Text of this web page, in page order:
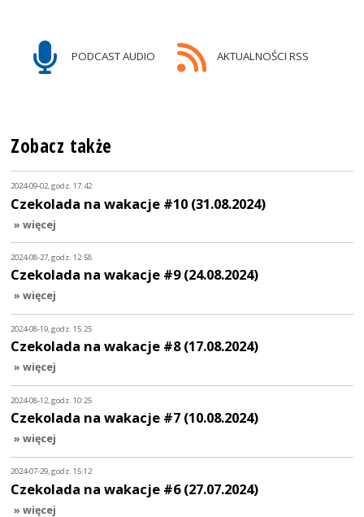
PODCAST AUDIO AKTUALNOŚCI RSS
Zobacz także
2024-09-02, godz. 17:42
Czekolada na wakacje #10 (31.08.2024)
» więcej
2024-08-27, godz. 12:58
Czekolada na wakacje #9 (24.08.2024)
» więcej
2024-08-19, godz. 15:25
Czekolada na wakacje #8 (17.08.2024)
» więcej
2024-08-12, godz. 10:25
Czekolada na wakacje #7 (10.08.2024)
» więcej
2024-07-29, godz. 15:12
Czekolada na wakacje #6 (27.07.2024)
» więcej